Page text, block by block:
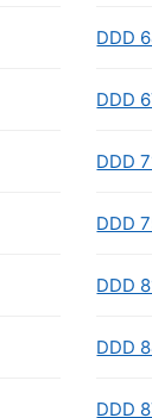
DDD
DDD
DDD
DDD
DDD
DDD
DDD